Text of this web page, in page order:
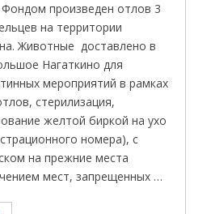
произведен отлов 3
на территории
Животные доставлено в
Нагаткино для
мероприятий в рамках
стерилизация,
желтой биркой на ухо
номера), с
на прежние места
мест, запрещенных …